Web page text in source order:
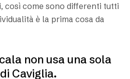
così come sono differenti tutti
è la prima cosa da
non usa una sola
Caviglia.